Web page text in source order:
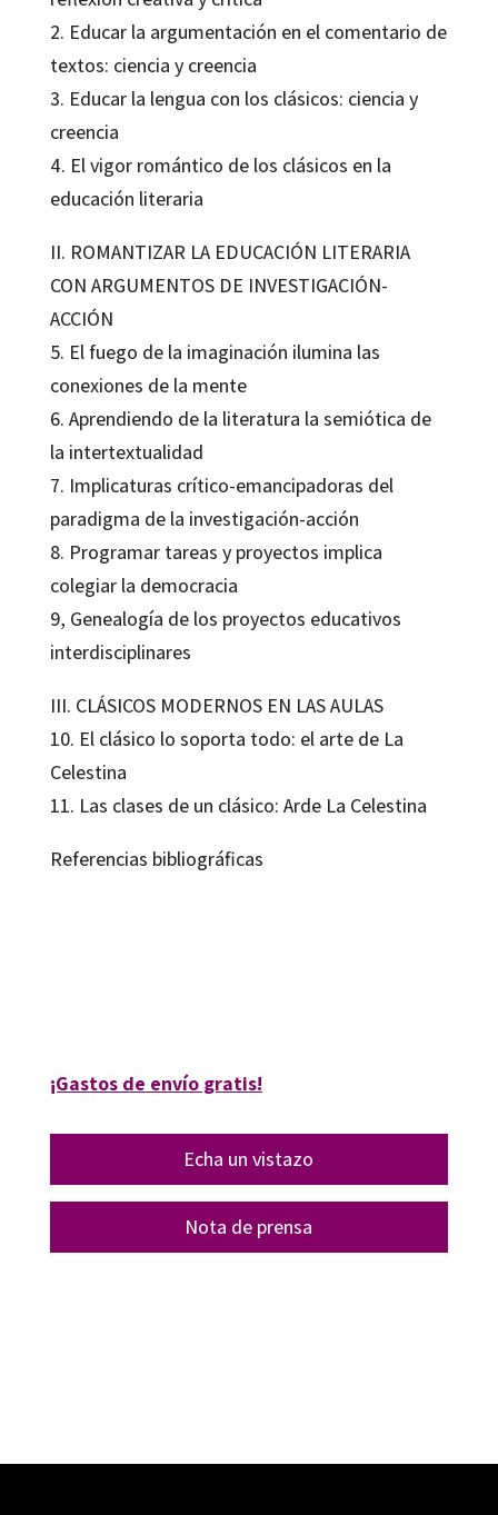
2. Educar la argumentación en el comentario de
textos: ciencia y creencia
3. Educar la lengua con los clásicos: ciencia y
creencia
4. El vigor romántico de los clásicos en la
educación literaria
II. ROMANTIZAR LA EDUCACIÓN LITERARIA
CON ARGUMENTOS DE INVESTIGACIÓN-
ACCIÓN
5. El fuego de la imaginación ilumina las
conexiones de la mente
6. Aprendiendo de la literatura la semiótica de
la intertextualidad
7. Implicaturas crítico-emancipadoras del
paradigma de la investigación-acción
8. Programar tareas y proyectos implica
colegiar la democracia
9, Genealogía de los proyectos educativos
interdisciplinares
III. CLÁSICOS MODERNOS EN LAS AULAS
10. El clásico lo soporta todo: el arte de La
Celestina
11. Las clases de un clásico: Arde La Celestina
Referencias bibliográficas
¡Gastos de envío gratis!
Echa un vistazo
Nota de prensa